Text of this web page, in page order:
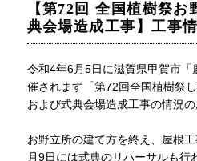
【第72回 全国植樹祭
典会場造成工事】工事
令和4年6月5日に滋賀県甲賀市「
催されます「第72回全国植樹祭
および式典会場造成工事の情況の
お野立所の建て方を終え、屋根
月9日には式典のリハーサルも行